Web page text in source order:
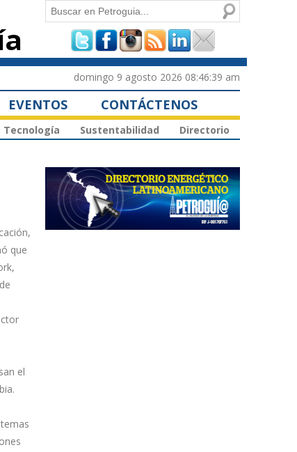
Formulario de
búsqueda
Buscar
domingo 9 agosto 2026 08:46:39 am
EVENTOS CONTÁCTENOS
Tecnología Sustentabilidad Directorio
que
el